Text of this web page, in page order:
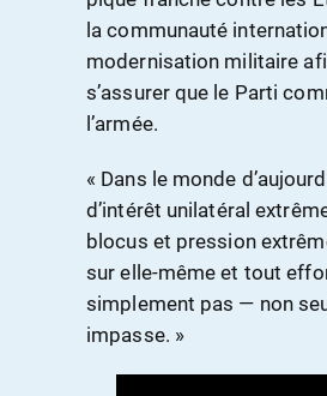
la communauté
modernisation militaire
s’assurer que le Parti
l’armée.
« Dans le monde
d’intérêt unilatéral
blocus et pression
sur elle-même et tout
simplement pas — non
impasse. »